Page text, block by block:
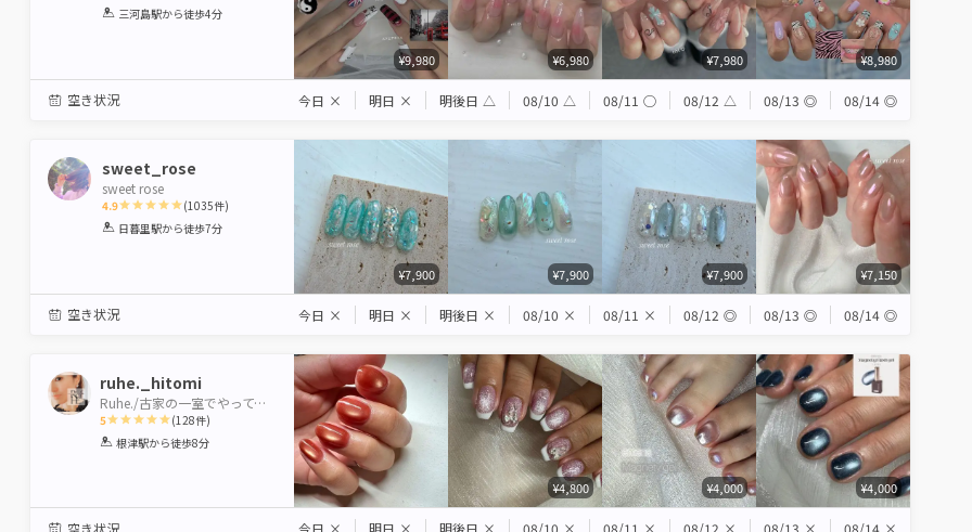
1 2 3 4 5
三河島駅から徒歩4分
¥9,980 ¥6,980 ¥7,980 ¥8,980
空き状況 今日 × 明日 × 明後日 △ 08/10 △ 08/11 ◯ 08/12 △ 08/13 ◎ 08/14 ◎
sweet_rose
sweet rose
4.9
1 2 3 4 5
(1035件)
日暮里駅から徒歩7分
¥7,900 ¥7,900 ¥7,900 ¥7,150
空き状況 今日 × 明日 × 明後日 × 08/10 × 08/11 × 08/12 ◎ 08/13 ◎ 08/14 ◎
ruhe._hitomi
Ruhe./古家の一室でやってます
5
1 2 3 4 5
(128件)
根津駅から徒歩8分
¥4,800 ¥4,000 ¥4,000
空き状況